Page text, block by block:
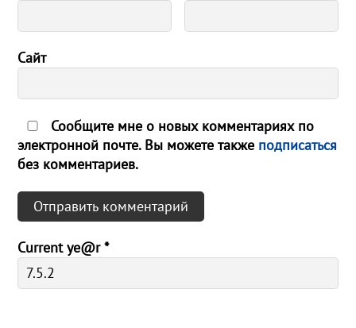
Сайт
Сообщите мне о новых комментариях по
электронной почте. Вы можете также подписаться
без комментариев.
Current ye@r*